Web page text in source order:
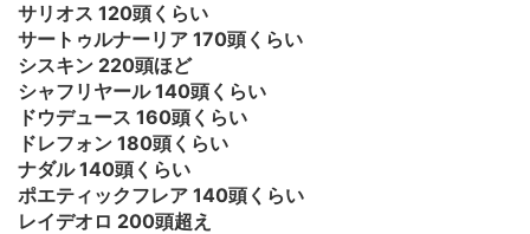
サリオス 120頭くらい
サートゥルナーリア 170頭くらい
シスキン 220頭ほど
シャフリヤール 140頭くらい
ドウデュース 160頭くらい
ドレフォン 180頭くらい
ナダル 140頭くらい
ポエティックフレア 140頭くらい
レイデオロ 200頭超え